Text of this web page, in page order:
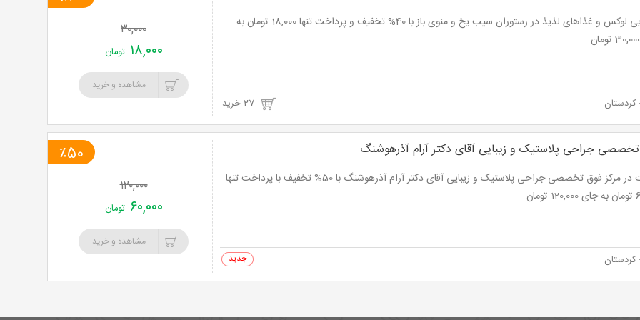
پذیرایی لوکس و غذاهای لذیذ در رستوران سیب یخ و منوی باز با 40% تخفیف و پرداخت تنها 18,000 تومان به
27 خرید
۳۰,۰۰۰
۱۸,۰۰۰ تومان
مشاهده و خرید
جراحی پلاستیک و زیبایی آقای دکتر آرام آذرهوشنگ
ویزیت در مرکز فوق تخصصی جراحی پلاستیک و زیبایی آقای دکتر آرام آذرهوشنگ با 50% تخفیف با پرداخت تنها
0 خرید
٪50
۱۲۰,۰۰۰
۶۰,۰۰۰ تومان
مشاهده و خرید